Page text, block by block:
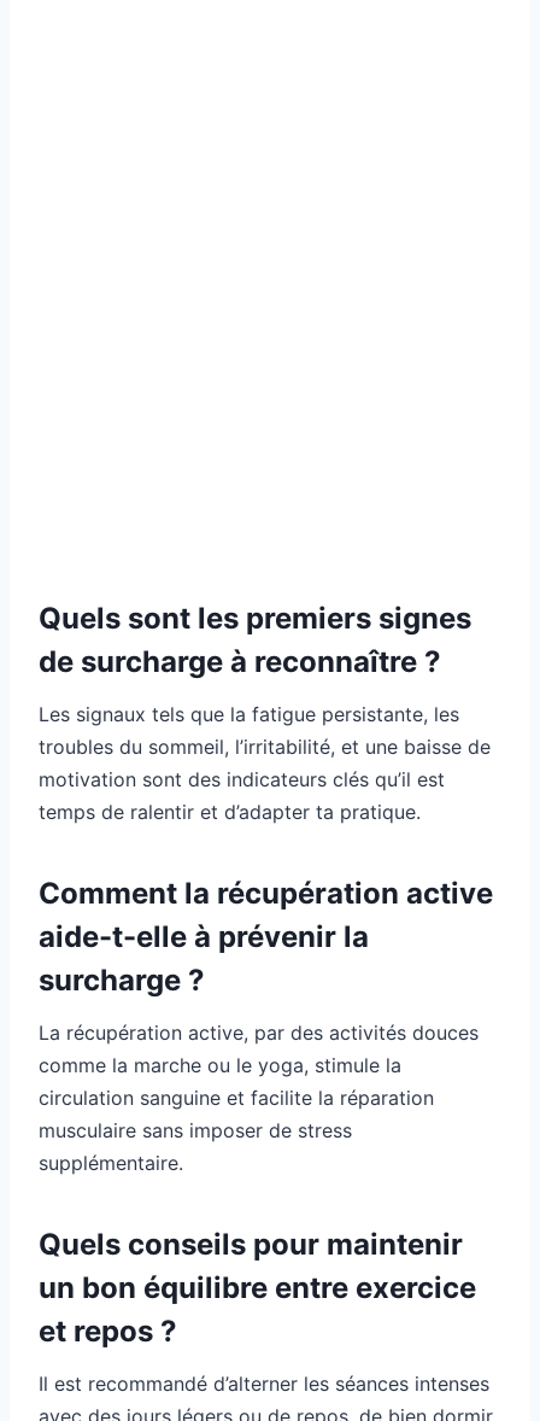
Quels sont les premiers signes
de surcharge à reconnaître ?
Les signaux tels que la fatigue persistante, les
troubles du sommeil, l’irritabilité, et une baisse de
motivation sont des indicateurs clés qu’il est
temps de ralentir et d’adapter ta pratique.
Comment la récupération active
aide-t-elle à prévenir la
surcharge ?
La récupération active, par des activités douces
comme la marche ou le yoga, stimule la
circulation sanguine et facilite la réparation
musculaire sans imposer de stress
supplémentaire.
Quels conseils pour maintenir
un bon équilibre entre exercice
et repos ?
Il est recommandé d’alterner les séances intenses